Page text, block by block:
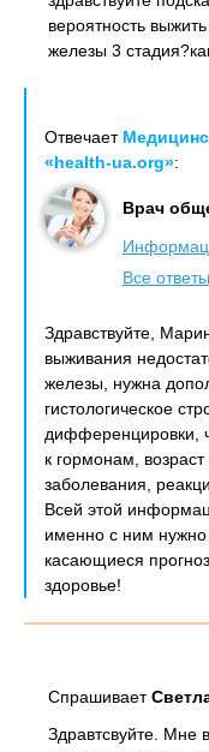
вероятность
железы 3
Отвечает
«health-ua.org»:
Врач
Все
Здравствуйте,
выживания
железы, нужна
гистологическое
дифференцировки,
к гормонам,
заболевания,
Всей этой
именно с ним нужно
касающиеся
здоровье!
Спрашивает
Здравтсвуйте. Мне